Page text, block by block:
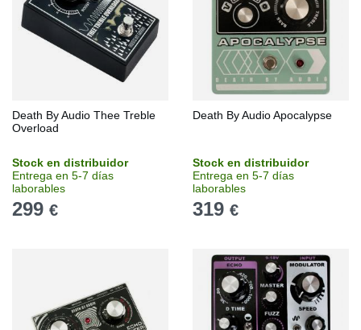
Death By Audio Thee Treble
Overload
Stock en distribuidor
Entrega en 5-7 días
laborables
299 €
Death By Audio Apocalypse
Stock en distribuidor
Entrega en 5-7 días
laborables
319 €